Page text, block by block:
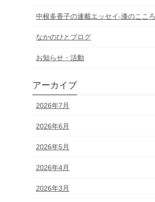
中根多香子の連載エッセイ-漆のこころ
なかのひとブログ
お知らせ・活動
アーカイブ
2026年7月
2026年6月
2026年5月
2026年4月
2026年3月